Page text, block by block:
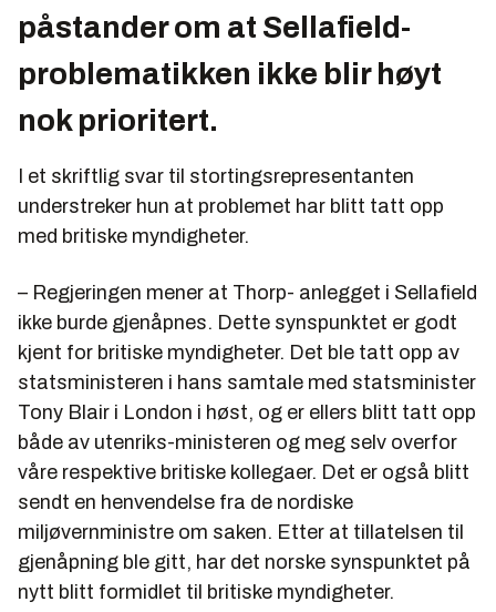
påstander om at Sellafield-
problematikken ikke blir høyt
nok prioritert.
I et skriftlig svar til stortingsrepresentanten
understreker hun at problemet har blitt tatt opp
med britiske myndigheter.
– Regjeringen mener at Thorp- anlegget i Sellafield
ikke burde gjenåpnes. Dette synspunktet er godt
kjent for britiske myndigheter. Det ble tatt opp av
statsministeren i hans samtale med statsminister
Tony Blair i London i høst, og er ellers blitt tatt opp
både av utenriks-ministeren og meg selv overfor
våre respektive britiske kollegaer. Det er også blitt
sendt en henvendelse fra de nordiske
miljøvernministre om saken. Etter at tillatelsen til
gjenåpning ble gitt, har det norske synspunktet på
nytt blitt formidlet til britiske myndigheter.